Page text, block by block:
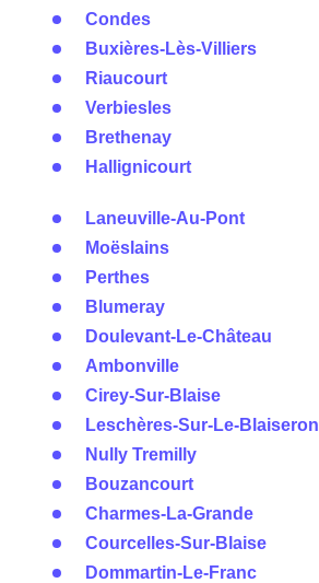
Condes
Buxières-Lès-Villiers
Riaucourt
Verbiesles
Brethenay
Hallignicourt
Laneuville-Au-Pont
Moëslains
Perthes
Blumeray
Doulevant-Le-Château
Ambonville
Cirey-Sur-Blaise
Leschères-Sur-Le-Blaiseron
Nully Tremilly
Bouzancourt
Charmes-La-Grande
Courcelles-Sur-Blaise
Dommartin-Le-Franc